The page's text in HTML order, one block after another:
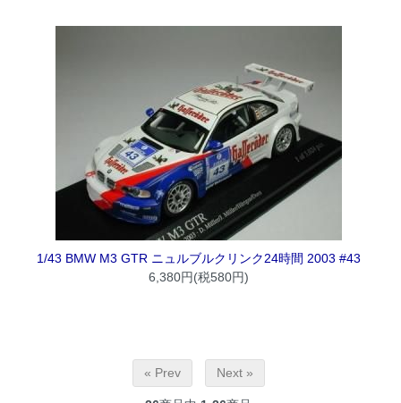
1/43 BMW M3 GTR ニュルブルクリンク24時間 2003 #43
6,380円(税580円)
« Prev Next »